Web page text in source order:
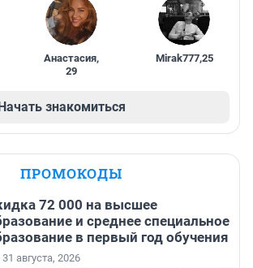
Анастасия,
29
Mirak777,25
знакомиться
ПРОМОКОДЫ
72 000 на высшее
и среднее специальное
в первый год обучения
августа, 2026